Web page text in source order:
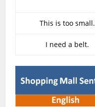
This is too small.
I need a belt.